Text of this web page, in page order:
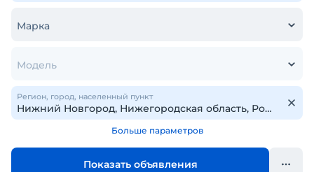
Марка
Модель
Регион, город, населенный пункт
Больше параметров
Показать объявления